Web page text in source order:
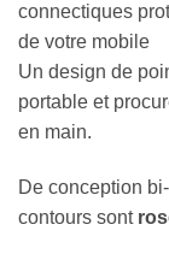
connectiques
de votre mobile
Un design de
portable et
en main.
De conception
contours sont